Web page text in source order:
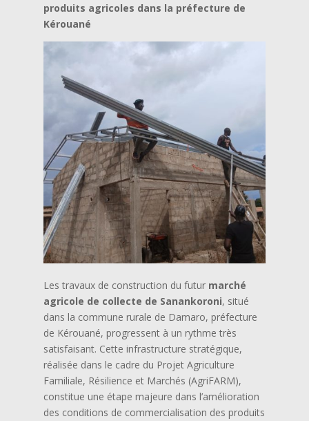
produits agricoles dans la préfecture de
Kérouané
Les travaux de construction du futur marché
agricole de collecte de Sanankoroni, situé
dans la commune rurale de Damaro, préfecture
de Kérouané, progressent à un rythme très
satisfaisant. Cette infrastructure stratégique,
réalisée dans le cadre du Projet Agriculture
Familiale, Résilience et Marchés (AgriFARM),
constitue une étape majeure dans l’amélioration
des conditions de commercialisation des produits